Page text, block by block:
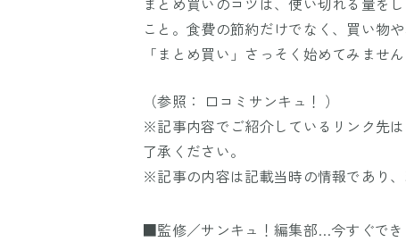
こと。食費の節約だけでなく、買い物
「まとめ買い」さっそく始めてみません
（参照： 口コミサンキュ！ ）
※記事内容でご紹介しているリンク先
了承ください。
※記事の内容は記載当時の情報であり
■監修／サンキュ！編集部…今すぐで